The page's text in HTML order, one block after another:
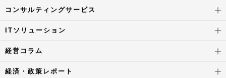
コンサルティングサービス
ITソリューション
経営コラム
経済・政策レポート